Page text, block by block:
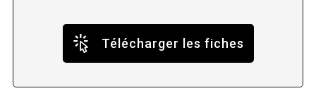
Télécharger les fiches